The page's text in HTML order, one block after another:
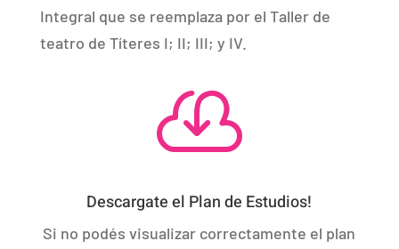
Integral que se reemplaza por el Taller de
teatro de Títeres I; II; III; y IV.

Descargate el Plan de Estudios!
Si no podés visualizar correctamente el plan